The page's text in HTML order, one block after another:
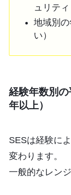
ュリテ
地域別
い）
経験年数別
年以上）
SESは経験に
変わります。
一般的なレン